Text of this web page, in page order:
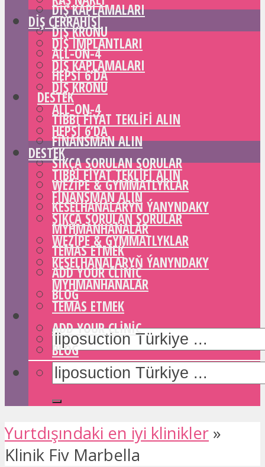
DIŞ KAPLAMALARI
DIŞ KRONU
ALL-ON-4
HEPSI 6’DA
DESTEK
TIBBI FIYAT TEKLIFI ALIN
FINANSMAN ALIN
SIKÇA SORULAN SORULAR
WEZIPE & GYMMATLYKLAR
KESELHANALARYŇ ÝANYNDAKY
MYHMANHANALAR
TEMAS ETMEK
ADD YOUR CLINIC
BLOG
DIŞ CERRAHISI
DIŞ IMPLANTLARI
DIŞ KAPLAMALARI
DIŞ KRONU
ALL-ON-4
HEPSI 6’DA
DESTEK
TIBBI FIYAT TEKLIFI ALIN
FINANSMAN ALIN
SIKÇA SORULAN SORULAR
WEZIPE & GYMMATLYKLAR
KESELHANALARYŇ ÝANYNDAKY
MYHMANHANALAR
TEMAS ETMEK
ADD YOUR CLINIC
BLOG
Yurtdışındaki en iyi klinikler »
Klinik Fiv Marbella